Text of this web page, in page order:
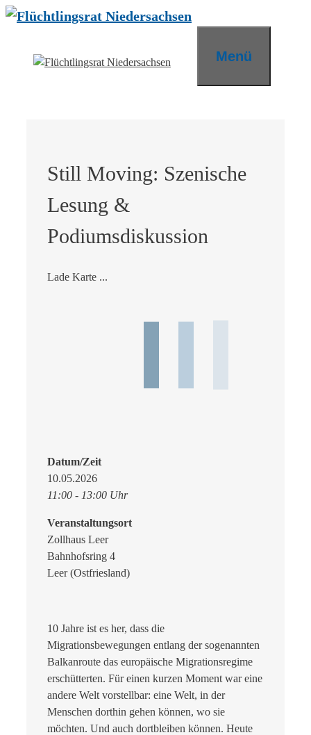
Zum
Menü
Still Moving: Szenische
Lesung &
Podiumsdiskussion
Lade Karte ...
Datum/Zeit
10.05.2026
11:00 - 13:00 Uhr
Veranstaltungsort
Zollhaus Leer
Bahnhofsring 4
Leer (Ostfriesland)
10 Jahre ist es her, dass die
Migrationsbewegungen entlang der sogenannten
Balkanroute das europäische Migrationsregime
erschütterten. Für einen kurzen Moment war eine
andere Welt vorstellbar: eine Welt, in der
Menschen dorthin gehen können, wo sie
möchten. Und auch dortbleiben können. Heute